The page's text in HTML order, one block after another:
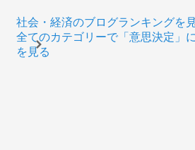
社会・経済のブログランキングを
全てのカテゴリーで「意思決定」
を見る